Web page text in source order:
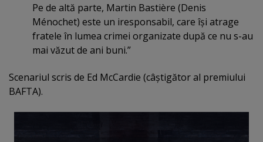
Pe de altă parte, Martin Bastière (Denis
Ménochet) este un iresponsabil, care îşi atrage
fratele în lumea crimei organizate după ce nu s-au
mai văzut de ani buni.”
Scenariul scris de Ed McCardie (câştigător al premiului
BAFTA).